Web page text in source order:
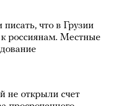
писать, что в Грузии
россиянам. Местные
не открыли счет